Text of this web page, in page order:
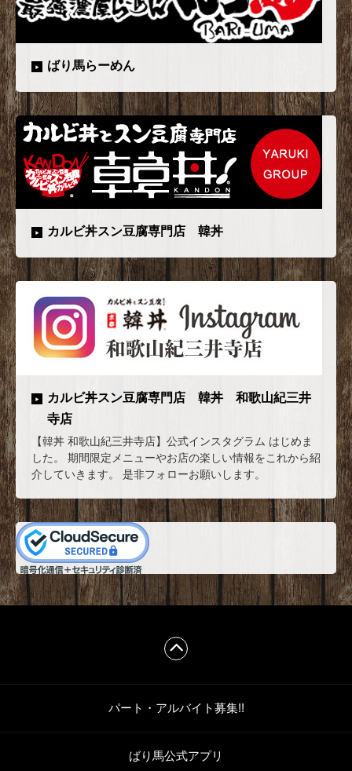
ばり馬らーめん
カルビ丼スン豆腐専門店 韓丼
カルビ丼スン豆腐専門店 韓丼 和歌山紀三井
寺店
【韓丼 和歌山紀三井寺店】公式インスタグラム はじめま
した。 期間限定メニューやお店の楽しい情報をこれから紹
介していきます。 是非フォローお願いします。
パート・アルバイト募集!!
ばり馬公式アプリ